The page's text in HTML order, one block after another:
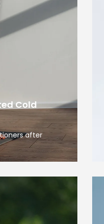
Cold
after